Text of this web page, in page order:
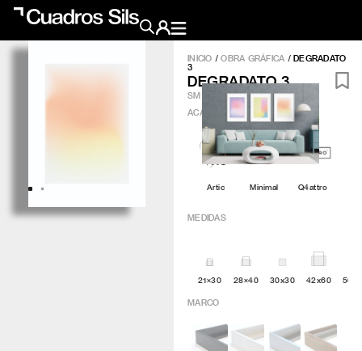
Obra Pictórica
Crea tu pared
INICIO /OBRA GRÁFICA /DEGRADATO
3
DEGRADATO 3
SM171
ACABADO
Artic Minimal Q4attro
MEDIDAS
21×30 28×40 30x30 42x60
MARCO